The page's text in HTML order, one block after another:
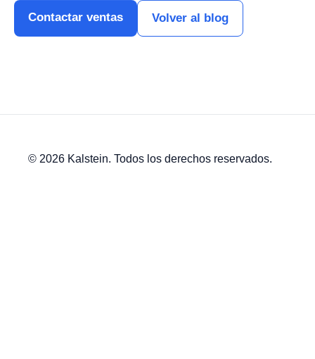
Contactar ventas Volver al blog
© 2026 Kalstein. Todos los derechos reservados.